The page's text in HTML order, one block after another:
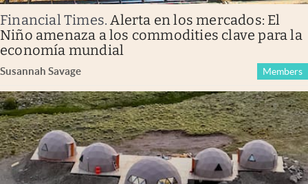
Financial Times.Alerta en los mercados: El
Niño amenaza a los commodities clave para la
economía mundial
Susannah Savage Members